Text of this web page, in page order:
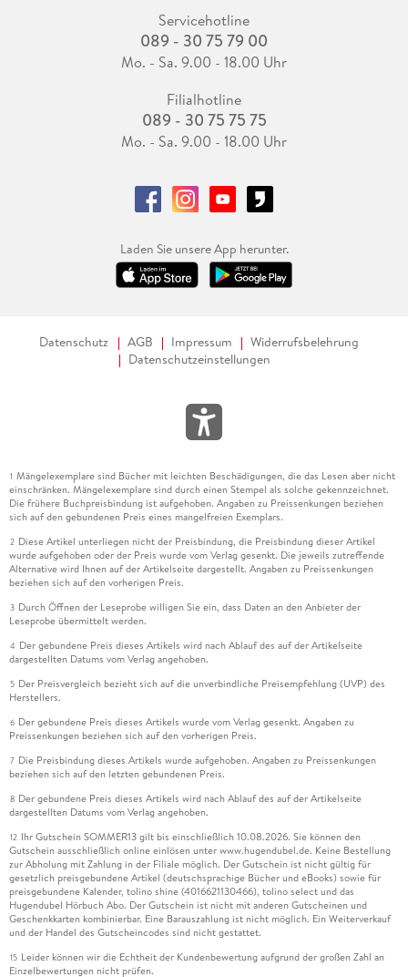
Servicehotline
089 - 30 75 79 00
Mo. - Sa. 9.00 - 18.00 Uhr
Filialhotline
089 - 30 75 75 75
Mo. - Sa. 9.00 - 18.00 Uhr
Laden Sie unsere App herunter.
Datenschutz AGB Impressum
Widerrufsbelehrung
Datenschutzeinstellungen
1 Mängelexemplare sind Bücher mit leichten Beschädigungen, die das Lesen aber nicht
einschränken. Mängelexemplare sind durch einen Stempel als solche gekennzeichnet.
Die frühere Buchpreisbindung ist aufgehoben. Angaben zu Preissenkungen beziehen
sich auf den gebundenen Preis eines mangelfreien Exemplars.
2 Diese Artikel unterliegen nicht der Preisbindung, die Preisbindung dieser Artikel
wurde aufgehoben oder der Preis wurde vom Verlag gesenkt. Die jeweils zutreffende
Alternative wird Ihnen auf der Artikelseite dargestellt. Angaben zu Preissenkungen
beziehen sich auf den vorherigen Preis.
3 Durch Öffnen der Leseprobe willigen Sie ein, dass Daten an den Anbieter der
Leseprobe übermittelt werden.
4 Der gebundene Preis dieses Artikels wird nach Ablauf des auf der Artikelseite
dargestellten Datums vom Verlag angehoben.
5 Der Preisvergleich bezieht sich auf die unverbindliche Preisempfehlung (UVP) des
Herstellers.
6 Der gebundene Preis dieses Artikels wurde vom Verlag gesenkt. Angaben zu
Preissenkungen beziehen sich auf den vorherigen Preis.
7 Die Preisbindung dieses Artikels wurde aufgehoben. Angaben zu Preissenkungen
beziehen sich auf den letzten gebundenen Preis.
8 Der gebundene Preis dieses Artikels wird nach Ablauf des auf der Artikelseite
dargestellten Datums vom Verlag angehoben.
12 Ihr Gutschein SOMMER13 gilt bis einschließlich 10.08.2026. Sie können den
Gutschein ausschließlich online einlösen unter www.hugendubel.de. Keine Bestellung
zur Abholung mit Zahlung in der Filiale möglich. Der Gutschein ist nicht gültig für
gesetzlich preisgebundene Artikel (deutschsprachige Bücher und eBooks) sowie für
preisgebundene Kalender, tolino shine (4016621130466), tolino select und das
Hugendubel Hörbuch Abo. Der Gutschein ist nicht mit anderen Gutscheinen und
Geschenkkarten kombinierbar. Eine Barauszahlung ist nicht möglich. Ein Weiterverkauf
und der Handel des Gutscheincodes sind nicht gestattet.
15 Leider können wir die Echtheit der Kundenbewertung aufgrund der großen Zahl an
Einzelbewertungen nicht prüfen.